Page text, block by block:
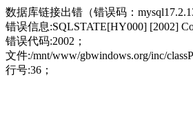
数据库链接出错（错误码：
错误信息:SQLSTATE[HY000] [2002]
错误代码:2002；
文件:/mnt/www/gbwindows.org/inc/
行号:36；